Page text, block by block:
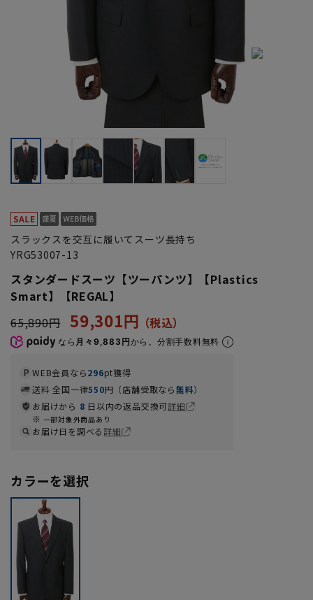
スラックスを交互に履いてスーツ長持ち
YRG53007-13
スタンダードスーツ【ツーパンツ】【Plastics
Smart】【REGAL】
65,890円 59,301円
なら 月々9,883円から。分割手数料無料
WEB会員なら296pt獲得
送料 全国一律550円（店舗受取なら無料）
お届けから 8 日以内の返品交換可詳細
一部対象外商品あり
お届け日を調べる詳細
カラーを選択